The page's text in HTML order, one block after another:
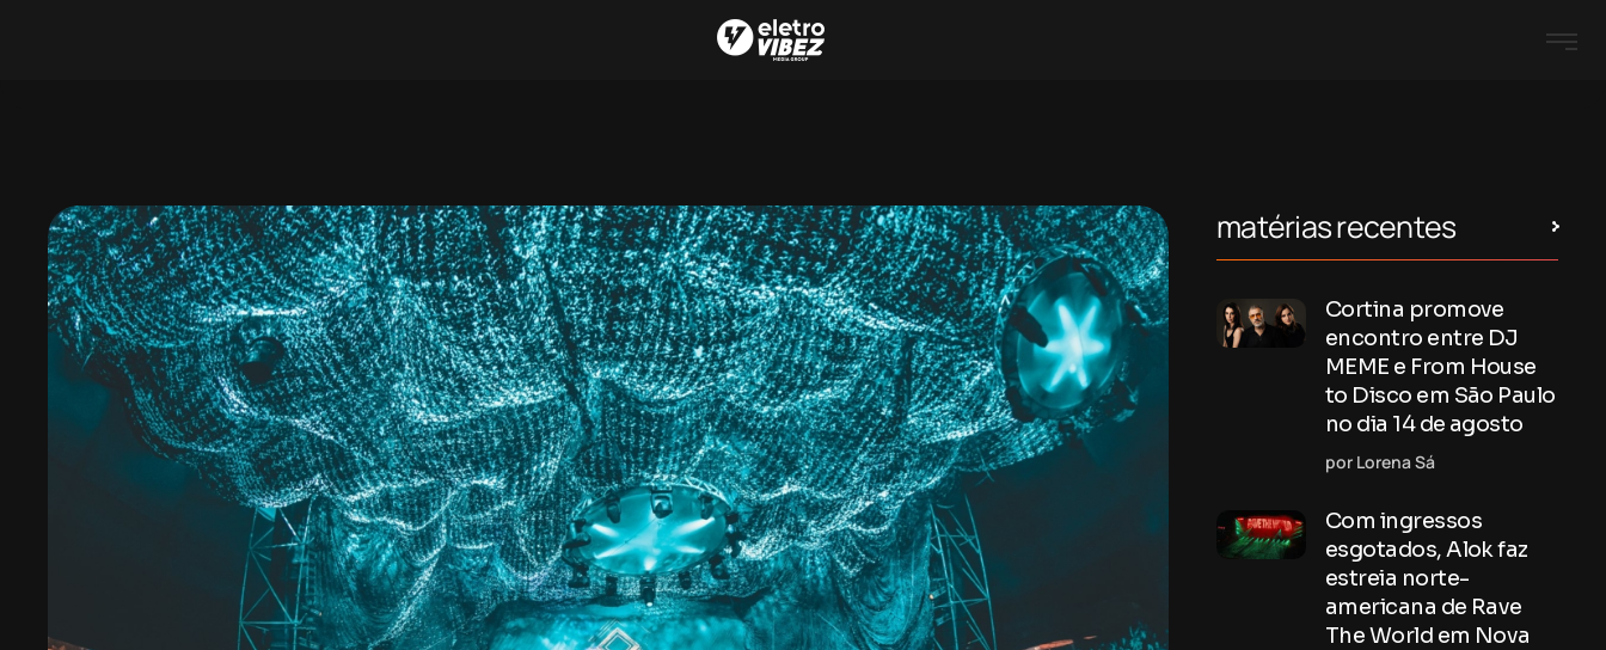
matérias recentes
Cortina promove
encontro entre DJ
MEME e From House
to Disco em São Paulo
no dia 14 de agosto
por Lorena Sá
Com ingressos
esgotados, Alok faz
estreia norte-
americana de Rave
The World em Nova